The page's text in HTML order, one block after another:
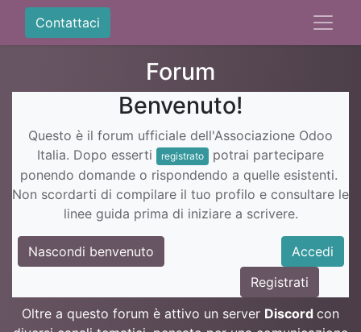
Contattaci
Forum
Benvenuto!
Questo è il forum ufficiale dell'Associazione Odoo
Italia. Dopo esserti
registrato
potrai partecipare
ponendo domande o rispondendo a quelle esistenti.
Non scordarti di compilare il tuo profilo e consultare le
linee guida prima di iniziare a scrivere.
Nascondi benvenuto
Accedi
Registrati
Oltre a questo forum è attivo un server Discord con